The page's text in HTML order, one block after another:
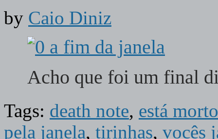
by Caio Diniz
Acho que foi um final
Tags: death note, está
pela janela, tirinhas, vocês